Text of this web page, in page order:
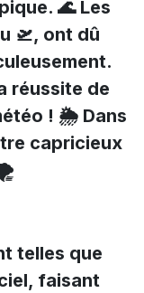
🌊 Les
🛫, ont dû
réussite de
! 🌦️ Dans
capricieux
telles que
faisant